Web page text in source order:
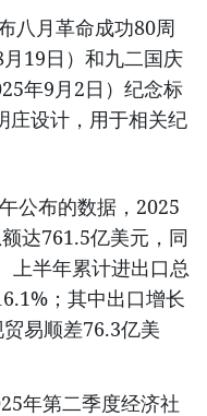
八月革命成功80周
19日）和九二国庆
年9月2日）纪念标
庄设计，用于相关纪
公布的数据，2025
达761.5亿美元，同
上半年累计进出口总
；其中出口增长
易顺差76.3亿美
年第二季度经济社